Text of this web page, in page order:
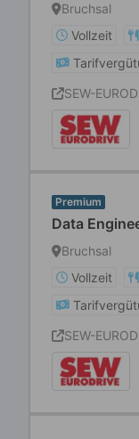
Bruchsal
Vollzeit
SEW-
Premium
Data
Bruchsal
Vollzeit
SEW-